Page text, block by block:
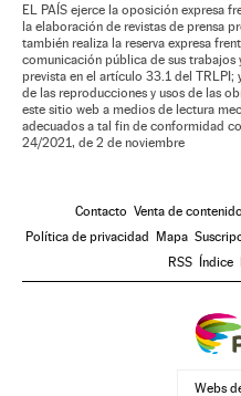
EL PAÍS ejerce la oposición expresa
la elaboración de revistas de prensa
también realiza la reserva expresa
comunicación pública de sus
prevista en el artículo 33.1 del TRLPI;
de las reproducciones y usos de las
este sitio web a medios de lectura
adecuados a tal fin de conformidad
24/2021, de 2 de noviembre
Contacto Venta de
Política de privacidad Mapa
RSS Índice
Webs